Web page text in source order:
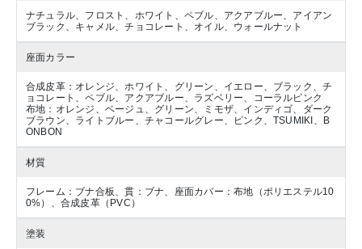
ナチュラル、フロスト、ホワイト、ペブル、アクアブルー、アイアン
ブラック、キャメル、チョコレート、オイル、ウォールナット
座面カラー
合成皮革：オレンジ、ホワイト、グリーン、イエロー、ブラック、チ
ョコレート、ペブル、アクアブルー、ラズベリー、コーラルピンク
布地：オレンジ、ベージュ、グリーン、ミモザ、インディゴ、ダーク
ブラウン、ライトブルー、チャコールグレー、ピンク、TSUMIKI、B
ONBON
材質
フレーム：ブナ合板、貫：ブナ、座面カバー：布地（ポリエステル10
0%）、合成皮革（PVC）
塗装